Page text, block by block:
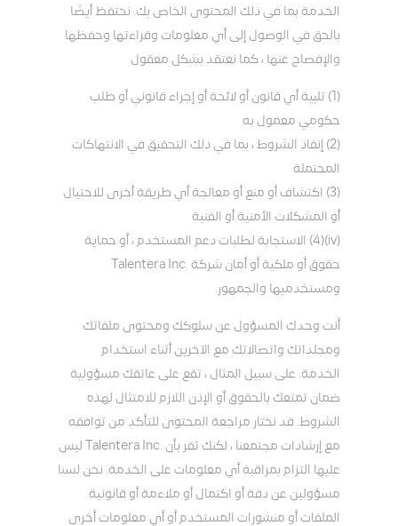
الخدمة بما في ذلك المحتوى الخاص بك. نحتفظ أيضًا
بالحق في الوصول إلى أي معلومات وقراءتها وحفظها
والإفصاح عنها ، كما نعتقد بشكل معقول
(1) تلبية أي قانون أو لائحة أو إجراء قانوني أو طلب
حكومي معمول به
(2) إنفاذ الشروط ، بما في ذلك التحقيق في الانتهاكات
المحتملة
(3) اكتشاف أو منع أو معالجة أي طريقة أخرى للاحتيال
أو المشكلات الأمنية أو الفنية
(iv)(4) الاستجابة لطلبات دعم المستخدم ، أو حماية
حقوق أو ملكية أو أمان شركة .Talentera Inc
ومستخدميها والجمهور.
أنت وحدك المسؤول عن سلوكك ومحتوى ملفاتك
ومجلداتك واتصالاتك مع الآخرين أثناء استخدام
الخدمة. على سبيل المثال ، تقع على عاتقك مسؤولية
ضمان تمتعك بالحقوق أو الإذن اللازم للامتثال لهذه
الشروط. قد نختار مراجعة المحتوى للتأكد من توافقه
مع إرشادات مجتمعنا ، لكنك تقر بأن .Talentera Inc ليس
عليها التزام بمراقبة أي معلومات على الخدمة. نحن لسنا
مسؤولين عن دقة أو اكتمال أو ملاءمة أو قانونية
الملفات أو منشورات المستخدم أو أي معلومات أخرى